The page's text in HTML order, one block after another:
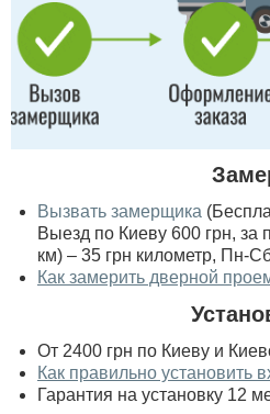
Вызвать замерщика
Выезд по Киеву 600 грн, за
км) – 35 грн километр, Пн-
Как замерить дверной
От 2400 грн по Киеву и
Как правильно установить
Гарантия на установку 12